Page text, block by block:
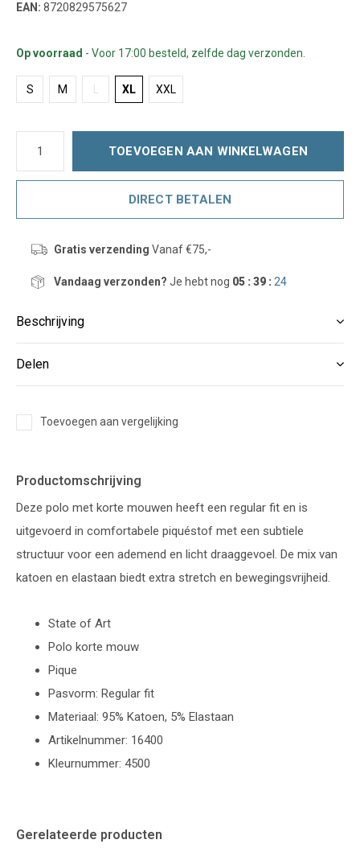
EAN: 8720829575627
Op voorraad - Voor 17:00 besteld, zelfde dag verzonden.
S M XL XXL
TOEVOEGEN AAN WINKELWAGEN
DIRECT BETALEN
Gratis verzending Vanaf €75,-
Vandaag verzonden? Je hebt nog 05 : 39 : 23
Beschrijving
Delen
Toevoegen aan vergelijking
Productomschrijving
Deze polo met korte mouwen heeft een regular fit en is
uitgevoerd in comfortabele piquéstof met een subtiele
structuur voor een ademend en licht draaggevoel. De mix van
katoen en elastaan biedt extra stretch en bewegingsvrijheid.
State of Art
Polo korte mouw
Pique
Pasvorm: Regular fit
Materiaal: 95% Katoen, 5% Elastaan
Artikelnummer: 16400
Kleurnummer: 4500
Gerelateerde producten